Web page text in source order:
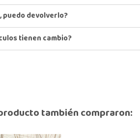
puedo devolverlo?
tienen cambio?
también compraron: